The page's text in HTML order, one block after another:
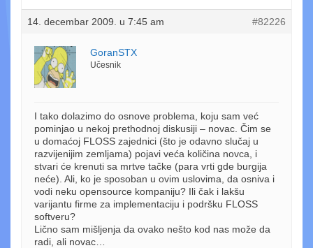
14. decembar 2009. u 7:45 am #82226
GoranSTX
Učesnik
I tako dolazimo do osnove problema, koju sam već
pominjao u nekoj prethodnoj diskusiji – novac. Čim se
u domaćoj FLOSS zajednici (što je odavno slučaj u
razvijenijim zemljama) pojavi veća količina novca, i
stvari će krenuti sa mrtve tačke (para vrti gde burgija
neće). Ali, ko je sposoban u ovim uslovima, da osniva i
vodi neku opensource kompaniju? Ili čak i lakšu
varijantu firme za implementaciju i podršku FLOSS
softveru?
Lično sam mišljenja da ovako nešto kod nas može da
radi, ali novac…